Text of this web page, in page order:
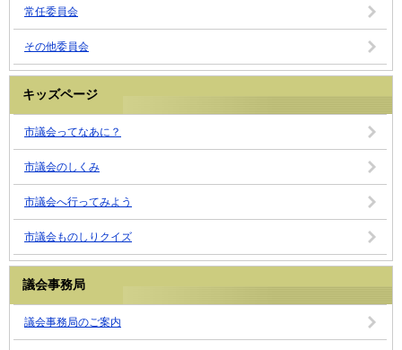
常任委員会
その他委員会
キッズページ
市議会ってなあに？
市議会のしくみ
市議会へ行ってみよう
市議会ものしりクイズ
議会事務局
議会事務局のご案内